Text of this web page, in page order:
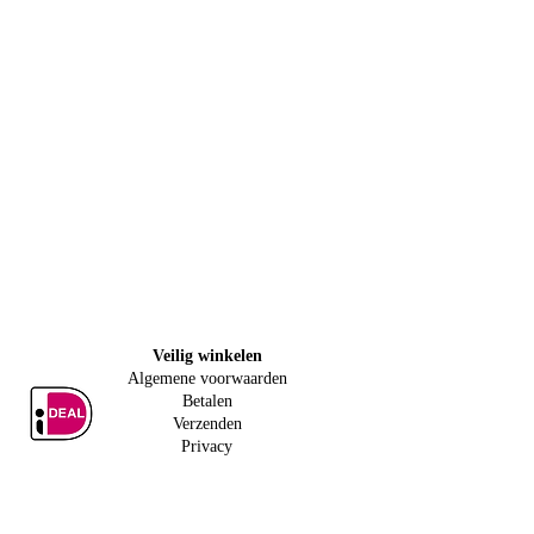
Veilig winkelen
Algemene voorwaarden
Betalen
Verzenden
Privacy